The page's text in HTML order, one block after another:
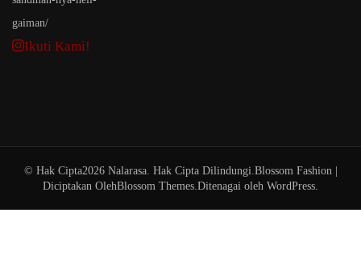
Ikuti Kami!
© Hak Cipta2026 Nalarasa. Hak Cipta Dilindungi. Blossom Fashion |
Diciptakan OlehBlossom Themes .Ditenagai oleh WordPress